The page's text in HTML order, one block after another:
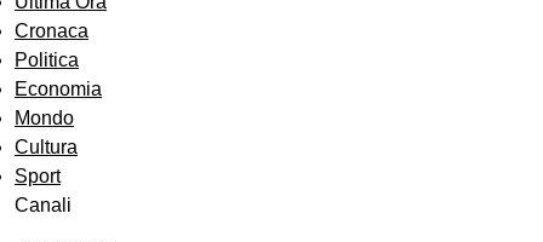
Cronaca
Politica
Economia
Mondo
Cultura
Sport
Canali